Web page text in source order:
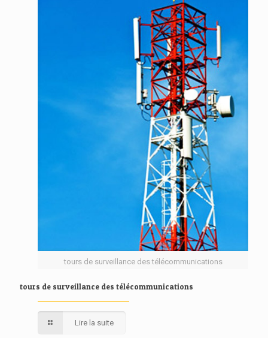
tours de surveillance des télécommunications
tours de surveillance des télécommunications
Lire la suite